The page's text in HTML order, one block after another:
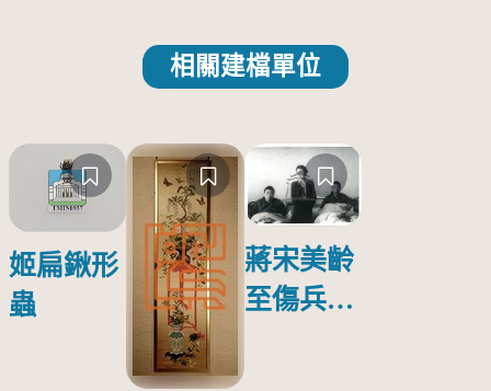
相關建檔單位
姬扁鍬形
蟲
蔣宋美齡
至傷兵醫
傷日本戰